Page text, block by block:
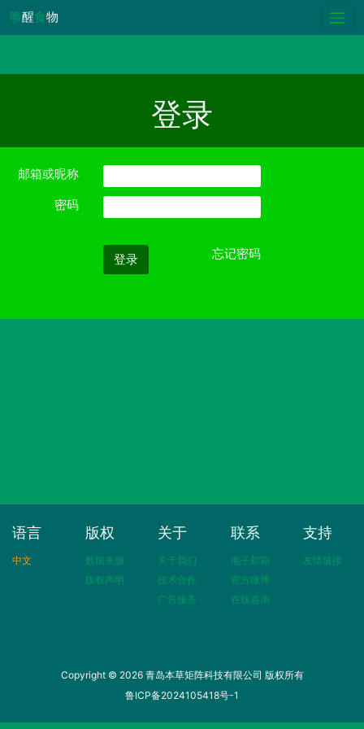
唤醒食物
登录
邮箱或昵称
密码
登录 忘记密码
语言
中文
版权
数据来源
版权声明
关于
关于我们
技术合作
广告服务
联系
电子邮箱
官方微博
在线咨询
支持
友情链接
Copyright © 2026 青岛本草矩阵科技有限公司 版权所有
鲁ICP备2024105418号-1